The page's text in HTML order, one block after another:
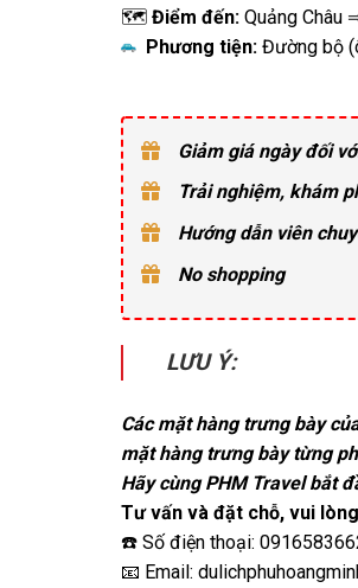
🗺️ Điểm đến: Quảng Châu
Phương tiện: Đường bộ
Giảm giá ngày đối
Trải nghiệm, khám
Hướng dẫn viên
No shopping
LƯU Ý:
Các mặt hàng trưng bày
mặt hàng trưng bày từng
Hãy cùng PHM Travel bắt
Tư vấn và đặt chỗ, vui
☎️ Số điện thoại:
📧 Email: